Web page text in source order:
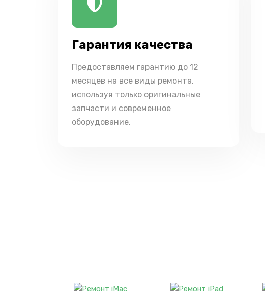
Гарантия качества
Предоставляем гарантию до 12
месяцев на все виды ремонта,
используя только оригинальные
запчасти и современное
оборудование.